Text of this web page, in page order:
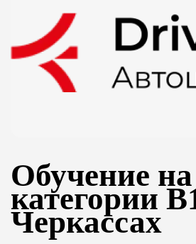
Обучение
категории
Черкассах